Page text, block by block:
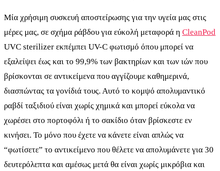
Μία χρήσιμη συσκευή αποστείρωσης για την υγεία μας στις
μέρες μας, σε σχήμα ράβδου για εύκολή μεταφορά η CleanPod
UVC sterilizer εκπέμπει UV-C φωτισμό όπου μπορεί να
εξαλείψει έως και το 99,9% των βακτηρίων και των ιών που
βρίσκονται σε αντικείμενα που αγγίζουμε καθημερινά,
διασπώντας τα γονίδιά τους. Αυτό το κομψό απολυμαντικό
ραβδί ταξιδιού είναι χωρίς χημικά και μπορεί εύκολα να
χωρέσει στο πορτοφόλι ή το σακίδιο όταν βρίσκεστε εν
κινήσει. Το μόνο που έχετε να κάνετε είναι απλώς να
“φωτίσετε” το αντικείμενο που θέλετε να απολυμάνετε για 30
δευτερόλεπτα και αμέσως μετά θα είναι χωρίς μικρόβια και